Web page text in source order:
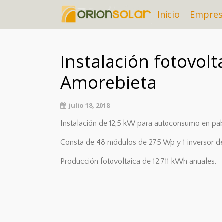
Inicio
Instalación
Amorebieta
julio 18, 2018
Instalación de 12,5 kW para autoconsumo en
Consta de 48 módulos de 275 Wp y 1 inversor
Producción fotovoltaica de 12.711 kWh anuales.